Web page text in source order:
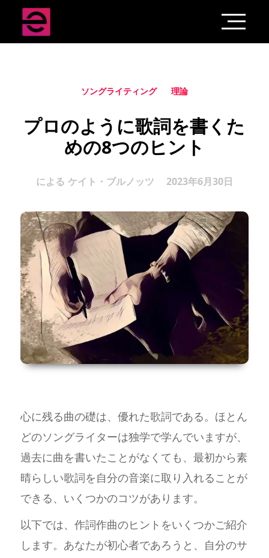
ソングライティング 理論
プロのように歌詞を書くた
めの8つのヒント
による ケイト・ブルノッツ 2023年6月30日
心に残る曲の礎は、優れた歌詞である。ほとん
どのソングライターは独学で学んでいますが、
過去に曲を書いたことがなくても、最初から素
晴らしい歌詞を自分の音楽に取り入れることが
できる、いくつかのコツがあります。
以下では、作詞作曲のヒントをいくつかご紹介
します。あなたが初心者であろうと、自分のサ